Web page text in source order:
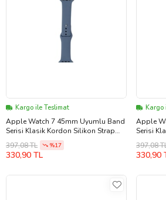
Kargo ile Teslimat
Apple Watch 7 45mm Uyumlu Band
Serisi Klasik Kordon Silikon Strap
Kayış (Koyu Lila)
397,08 TL %17
330,90 TL
Kargo
Apple
Serisi
Kayış
397,08
330,90